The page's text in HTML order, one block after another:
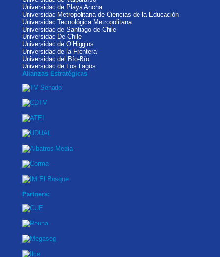
Universidad de Playa Ancha
Universidad Metropolitana de Ciencias de la Educación
Universidad Tecnológica Metropolitana
Universidad de Santiago de Chile
Universidad De Chile
Universidad de O’Higgins
Universidad de la Frontera
Universidad del Bío-Bío
Universidad de Los Lagos
Alianzas Estratégicas
Partners: